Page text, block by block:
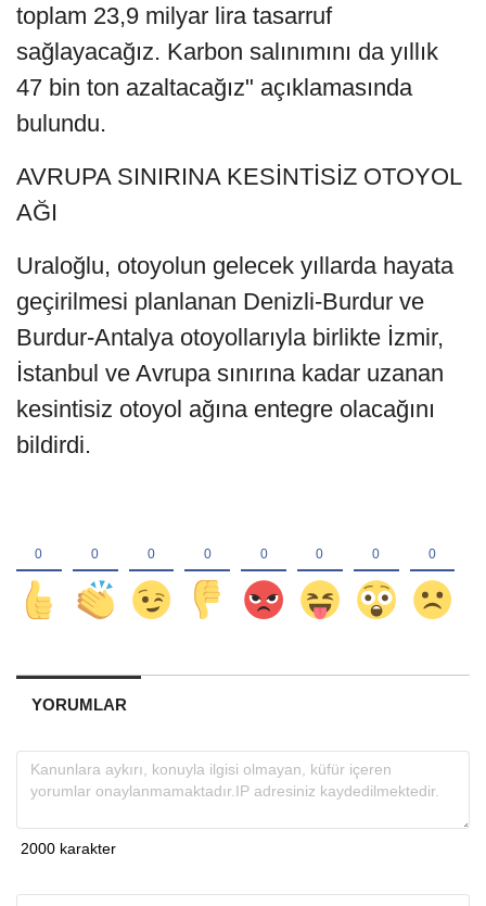
toplam 23,9 milyar lira tasarruf
sağlayacağız. Karbon salınımını da yıllık
47 bin ton azaltacağız" açıklamasında
bulundu.
AVRUPA SINIRINA KESİNTİSİZ OTOYOL
AĞI
Uraloğlu, otoyolun gelecek yıllarda hayata
geçirilmesi planlanan Denizli-Burdur ve
Burdur-Antalya otoyollarıyla birlikte İzmir,
İstanbul ve Avrupa sınırına kadar uzanan
kesintisiz otoyol ağına entegre olacağını
bildirdi.
YORUMLAR